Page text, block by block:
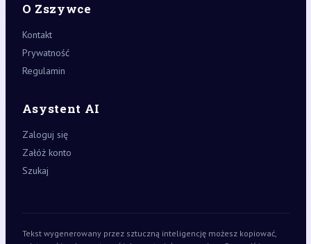
O Zszywce
Kontakt
Prywatność
Regulamin
Asystent AI
Zaloguj się
Załóż konto
Szukaj
Tekst wygenerowany przez sztuczną inteligencję możesz kopiować,